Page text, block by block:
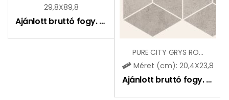
29,8X89,8
Ajánlott bruttó fogy. ár: 14050
PURE CITY GRYS ROMB HEXAGON MOZAIK
Méret (cm): 20,4X23,8
Ajánlott bruttó fogy. ár: